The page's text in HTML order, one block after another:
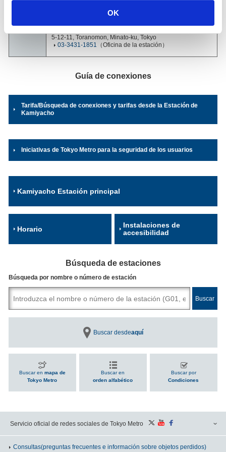
OK
5-12-11, Toranomon, Minato-ku, Tokyo
03-3431-1851 （Oficina de la estación）
Guía de conexiones
Tarifa/Búsqueda de conexiones y tarifas desde la Estación de
Kamiyacho
Iniciativas de Tokyo Metro para la seguridad de los usuarios
Kamiyacho Estación principal
Horario
Instalaciones de
accesibilidad
Búsqueda de estaciones
Búsqueda por nombre o número de estación
Buscar en mapa de
Tokyo Metro
Buscar en
orden alfabético
Buscar por
Condiciones
Buscar desdeaquí
Servicio oficial de redes sociales de Tokyo Metro
Consultas(preguntas frecuentes e información sobre objetos perdidos)